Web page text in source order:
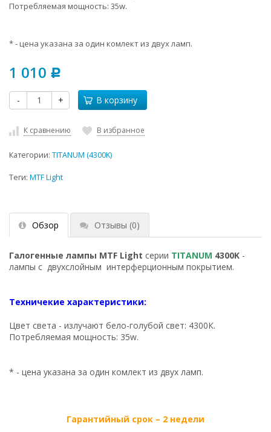
Потребляемая мощность: 35w.
* - цена указана за один комлект из двух ламп.
1 010 Р
- + В корзину
К сравнению В избранное
Категории: TITANUM (4300K)
Теги: MTF Light
Обзор Отзывы (0)
Галогенные лампы MTF Light серии TITANUM 4300K -
лампы с двухслойным интерферционным покрытием.
Техничекие характеристики:
Цвет света - излучают бело-голубой свет: 4300К.
Потребляемая мощность: 35w.
* - цена указана за один комлект из двух ламп.
Гарантийный срок – 2 недели